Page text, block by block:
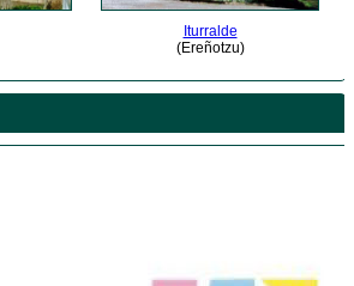
Iturralde
(Ereñotzu)